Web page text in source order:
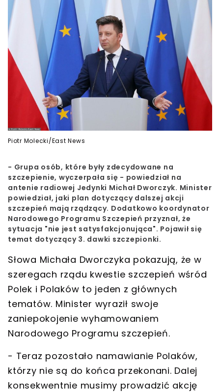
Piotr Molecki/East News
- Grupa osób, które były zdecydowane na
szczepienie, wyczerpała się - powiedział na
antenie radiowej Jedynki Michał Dworczyk. Minister
powiedział, jaki plan dotyczący dalszej akcji
szczepień mają rządzący. Dodatkowo koordynator
Narodowego Programu Szczepień przyznał, że
sytuacja "nie jest satysfakcjonująca". Pojawił się
temat dotyczący 3. dawki szczepionki.
Słowa Michała Dworczyka pokazują, że w
szeregach rządu kwestie szczepień wśród
Polek i Polaków to jeden z głównych
tematów. Minister wyraził swoje
zaniepokojenie wyhamowaniem
Narodowego Programu szczepień.
- Teraz pozostało namawianie Polaków,
którzy nie są do końca przekonani. Dalej
konsekwentnie musimy prowadzić akcję